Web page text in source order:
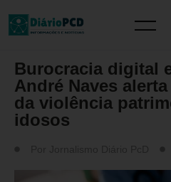
Burocracia digital
André Naves
da violência
idosos